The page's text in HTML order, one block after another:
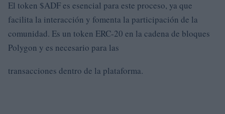
El token $ADF es esencial para este proceso, ya que
facilita la interacción y fomenta la participación de la
comunidad. Es un token ERC-20 en la cadena de bloques
Polygon y es necesario para las
transacciones dentro de la plataforma.